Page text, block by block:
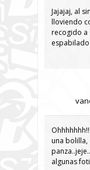
Jajajaj, al
lloviendo
recogido a
una bolilla,
algunas